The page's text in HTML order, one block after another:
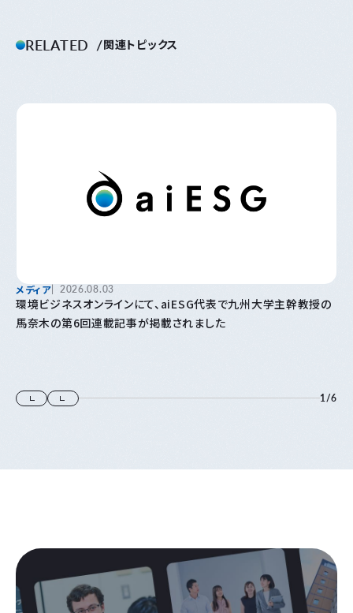
RELATED 関連トピックス
メディア 2026.08.03
環境ビジネスオンラインにて、aiESG代表で九州大学主幹教授の
馬奈木の第6回連載記事が掲載されました
1/6